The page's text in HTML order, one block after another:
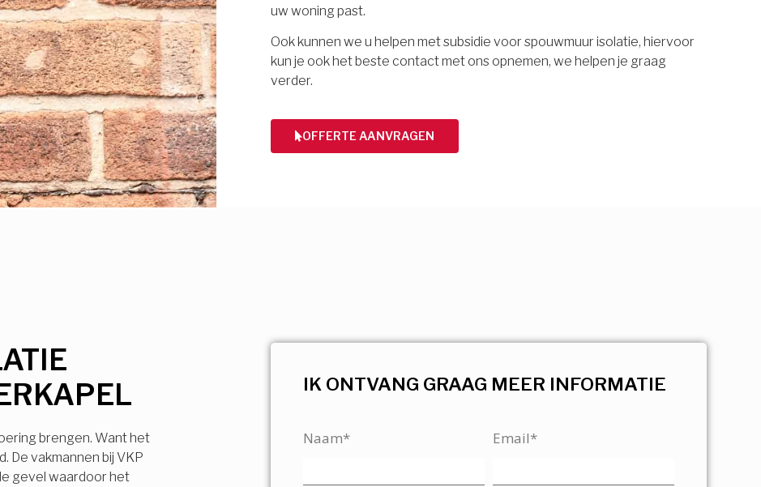
uw woning past.
Ook kunnen we u helpen met subsidie voor spouwmuur isolatie, hiervoor
kun je ook het beste contact met ons opnemen, we helpen je graag
verder.
OFFERTE AANVRAGEN
brengen. Want het
De vakmannen bij VKP
gevel waardoor het
IK ONTVANG GRAAG MEER INFORMATIE
Naam* Email*